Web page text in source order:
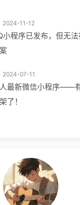
2024-11-12
小程序已发布，但无
2024-07-11
最新微信小程序——有
了！